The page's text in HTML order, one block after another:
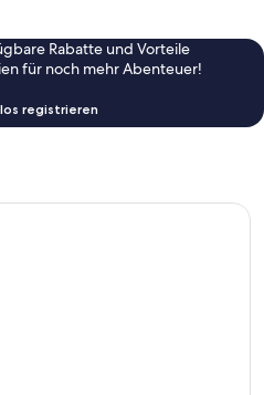
Rabatte und Vorteile
für noch mehr Abenteuer!
registrieren